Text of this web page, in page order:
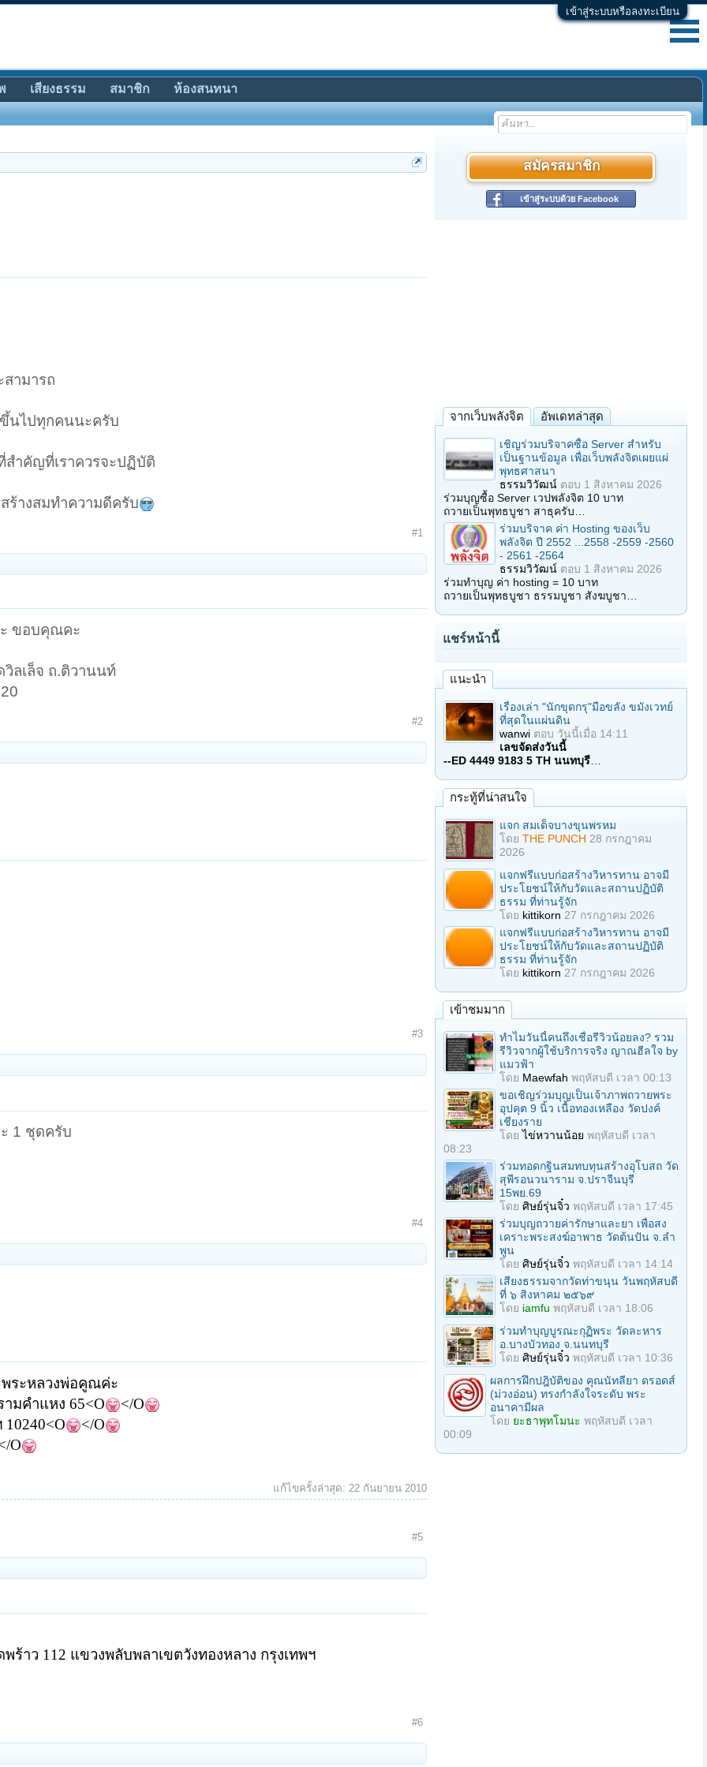
เข้าสู่ระบบหรือลงทะเบียน
ามารถ
นไปทุกคนนะครับ
สำคัญที่เราควรจะปฏิบัติ
ร้างสมทำความดีครับ
#1
ขอบคุณคะ
ลเล็จ ถ.ติวานนท์
#2
#3
1 ชุดครับ
#4
ระหลวงพ่อคูณค่ะ
ามคำแหง 65<O
</O
10240<O
</O
O
แก้ไขครั้งล่าสุด: 22 กันยายน 2010
#5
พร้าว 112 แขวงพลับพลาเขตวังทองหลาง กรุงเทพฯ
#6
สมัครสมาชิก
เข้าสู่ระบบด้วย Facebook
จากเว็บพลังจิต อัพเดทล่าสุด
เชิญร่วมบริจาคซื้อ Server สำหรับ
เป็นฐานข้อมูล เพื่อเว็บพลังจิตเผยแผ่
พุทธศาสนา
ธรรมวิวัฒน์ ตอบ 1 สิงหาคม 2026
ร่วมบุญซื้อ Server เวปพลังจิต 10 บาท
ถวายเป็นพุทธบูชา สาธุครับ…
ร่วมบริจาค ค่า Hosting ของเว็บ
พลังจิต ปี 2552 ...2558 -2559 -2560
- 2561 -2564
ธรรมวิวัฒน์ ตอบ 1 สิงหาคม 2026
ร่วมทำบุญ ค่า hosting = 10 บาท
ถวายเป็นพุทธบูชา ธรรมบูชา สังฆบูชา…
แชร์หน้านี้
แนะนำ
เรื่องเล่า "นักขุดกรุ"มือขลัง ขมังเวทย์
ที่สุดในแผ่นดิน
wanwi ตอบ วันนี้เมื่อ 14:11
เลขจัดส่งวันนี้
--ED 4449 9183 5 TH นนทบุรี
กระทู้ที่น่าสนใจ
แจก สมเด็จบางขุนพรหม
โดย THE PUNCH 28 กรกฎาคม
2026
แจกฟรีแบบก่อสร้างวิหารทาน อาจมี
ประโยชน์ให้กับวัดและสถานปฏิบัติ
ธรรม ที่ท่านรู้จัก
โดย kittikorn 27 กรกฎาคม 2026
แจกฟรีแบบก่อสร้างวิหารทาน อาจมี
ประโยชน์ให้กับวัดและสถานปฏิบัติ
ธรรม ที่ท่านรู้จัก
โดย kittikorn 27 กรกฎาคม 2026
เข้าชมมาก
ทำไมวันนี้คนถึงเชื่อรีวิวน้อยลง? รวม
รีวิวจากผู้ใช้บริการจริง ญาณฮีลใจ by
แมวฟ้า
โดย Maewfah พฤหัสบดี เวลา 00:13
ขอเชิญร่วมบุญเป็นเจ้าภาพถวายพระ
อุปคุต 9 นิ้ว เนื้อทองเหลือง วัดปงค์
เชียงราย
โดยไข่หวานน้อย พฤหัสบดี เวลา
08:23
ร่วมทอดกฐินสมทบทุนสร้างอุโบสถ วัด
สุพีรอนวนาราม จ.ปราจีนบุรี
15พย.69
โดย ศิษย์รุ่นจิ๋ว พฤหัสบดี เวลา 17:45
ร่วมบุญถวายค่ารักษาและยา เพื่อสง
เคราะพระสงฆ์อาพาธ วัดต้นปัน จ.ลํา
พูน
โดย ศิษย์รุ่นจิ๋ว พฤหัสบดี เวลา 14:14
เสียงธรรมจากวัดท่าขนุน วันพฤหัสบดี
ที่ ๖ สิงหาคม ๒๕๖๙
โดย iamfu พฤหัสบดี เวลา 18:06
ร่วมทําบุญบูรณะกุฏิพระ วัดละหาร
อ.บางบัวทอง จ.นนทบุรี
โดย ศิษย์รุ่นจิ๋ว พฤหัสบดี เวลา 10:36
ผลการฝึกปฎิบัติของ คุณนัทลียา ดรอดส์
(ม่วงอ่อน) ทรงกำลังใจระดับ พระ
อนาคามีผล
โดย ยะธาพุทโมนะ พฤหัสบดี เวลา
00:09
เสียงธรรม สมาชิก ห้องสนทนา